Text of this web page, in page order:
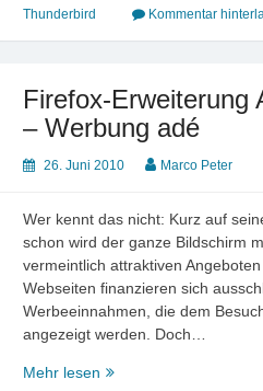
Thunderbird
Kommentar
Firefox-Erweiterung
– Werbung adé
26. Juni 2010 Marco Peter
Wer kennt das nicht: Kurz auf
schon wird der ganze Bildschirm
vermeintlich attraktiven
Webseiten finanzieren sich
Werbeeinnahmen, die dem
angezeigt werden. Doch…
Mehr lesen Firefox-